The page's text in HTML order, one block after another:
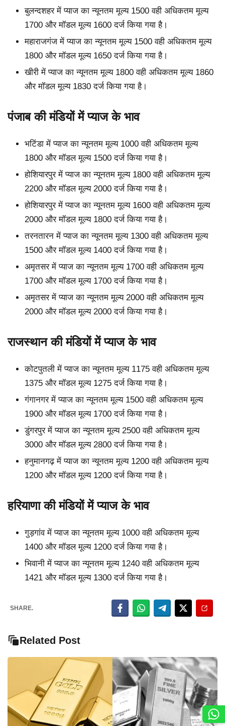
बुलन्दशहर में प्याज का न्यूनतम मूल्य 1500 वही अधिकतम मूल्य
1700 और मॉडल मूल्य 1600 दर्ज किया गया है।
महाराजगंज में प्याज का न्यूनतम मूल्य 1500 वही अधिकतम मूल्य
1800 और मॉडल मूल्य 1650 दर्ज किया गया है।
खीरी में प्याज का न्यूनतम मूल्य 1800 वही अधिकतम मूल्य 1860
और मॉडल मूल्य 1830 दर्ज किया गया है।
पंजाब की मंडियों में प्याज के भाव
भटिंडा में प्याज का न्यूनतम मूल्य 1000 वही अधिकतम मूल्य
1800 और मॉडल मूल्य 1500 दर्ज किया गया है।
होशियारपुर में प्याज का न्यूनतम मूल्य 1800 वही अधिकतम मूल्य
2200 और मॉडल मूल्य 2000 दर्ज किया गया है।
होशियारपुर में प्याज का न्यूनतम मूल्य 1600 वही अधिकतम मूल्य
2000 और मॉडल मूल्य 1800 दर्ज किया गया है।
तरनतारन में प्याज का न्यूनतम मूल्य 1300 वही अधिकतम मूल्य
1500 और मॉडल मूल्य 1400 दर्ज किया गया है।
अमृतसर में प्याज का न्यूनतम मूल्य 1700 वही अधिकतम मूल्य
1700 और मॉडल मूल्य 1700 दर्ज किया गया है।
अमृतसर में प्याज का न्यूनतम मूल्य 2000 वही अधिकतम मूल्य
2000 और मॉडल मूल्य 2000 दर्ज किया गया है।
राजस्थान की मंडियों में प्याज के भाव
कोटपुतली में प्याज का न्यूनतम मूल्य 1175 वही अधिकतम मूल्य
1375 और मॉडल मूल्य 1275 दर्ज किया गया है।
गंगानगर में प्याज का न्यूनतम मूल्य 1500 वही अधिकतम मूल्य
1900 और मॉडल मूल्य 1700 दर्ज किया गया है।
डुंगरपुर में प्याज का न्यूनतम मूल्य 2500 वही अधिकतम मूल्य
3000 और मॉडल मूल्य 2800 दर्ज किया गया है।
हनुमानगढ़ में प्याज का न्यूनतम मूल्य 1200 वही अधिकतम मूल्य
1200 और मॉडल मूल्य 1200 दर्ज किया गया है।
हरियाणा की मंडियों में प्याज के भाव
गुड़गांव में प्याज का न्यूनतम मूल्य 1000 वही अधिकतम मूल्य
1400 और मॉडल मूल्य 1200 दर्ज किया गया है।
भिवानी में प्याज का न्यूनतम मूल्य 1240 वही अधिकतम मूल्य
1421 और मॉडल मूल्य 1300 दर्ज किया गया है।
SHARE.
Related Post